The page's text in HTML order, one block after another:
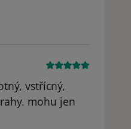
vstřícný,
mohu jen